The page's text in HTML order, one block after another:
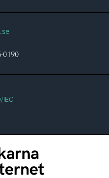
0190
IEC
internet
svenska folkets